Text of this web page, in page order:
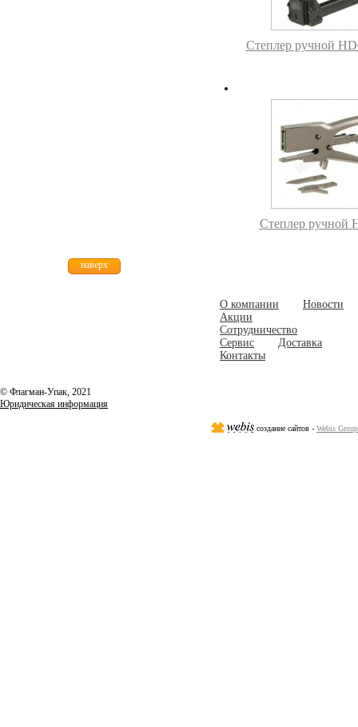
Степлер ручной
Степлер ручной
О компании
Новости
Акции
Сотрудничество
Сервис
Доставка
Контакты
© Флагман-Упак, 2021
Юридическая информация
создание сайтов - Webis Group
наверх